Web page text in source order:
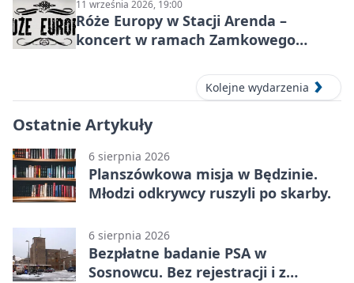
11 września 2026, 19:00
Róże Europy w Stacji Arenda –
koncert w ramach Zamkowego
Kolejne wydarzenia
Ostatnie Artykuły
6 sierpnia 2026
Planszówkowa misja w Będzinie.
Młodzi odkrywcy ruszyli po skarby.
6 sierpnia 2026
Bezpłatne badanie PSA w
Sosnowcu. Bez rejestracji i z